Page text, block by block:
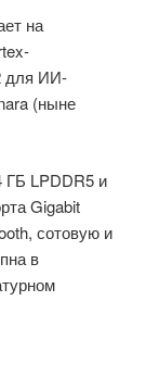
на
для ИИ-
(ныне
ГБ LPDDR5 и
Gigabit
сотовую и
в